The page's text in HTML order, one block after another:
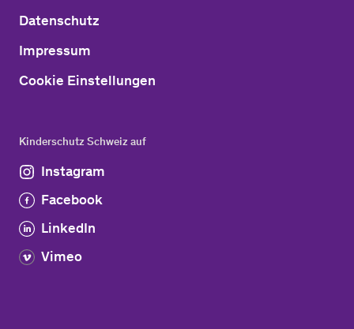
Datenschutz
Impressum
Cookie Einstellungen
Kinderschutz Schweiz auf
Instagram
Facebook
LinkedIn
Vimeo